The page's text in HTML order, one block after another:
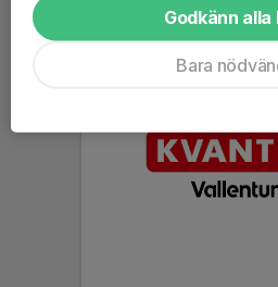
Godkänn alla
Bara